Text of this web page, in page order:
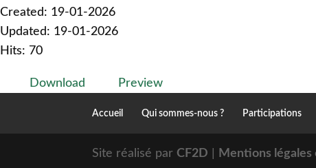
Created: 19-01-2026
Updated: 19-01-2026
Hits: 70
Download Preview
Accueil Qui sommes-nous ? Participations
Site réalisé par CF2D Mentions